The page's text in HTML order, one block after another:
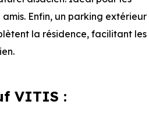
Enfin, un parking extérieur
la résidence, facilitant les
VITIS :